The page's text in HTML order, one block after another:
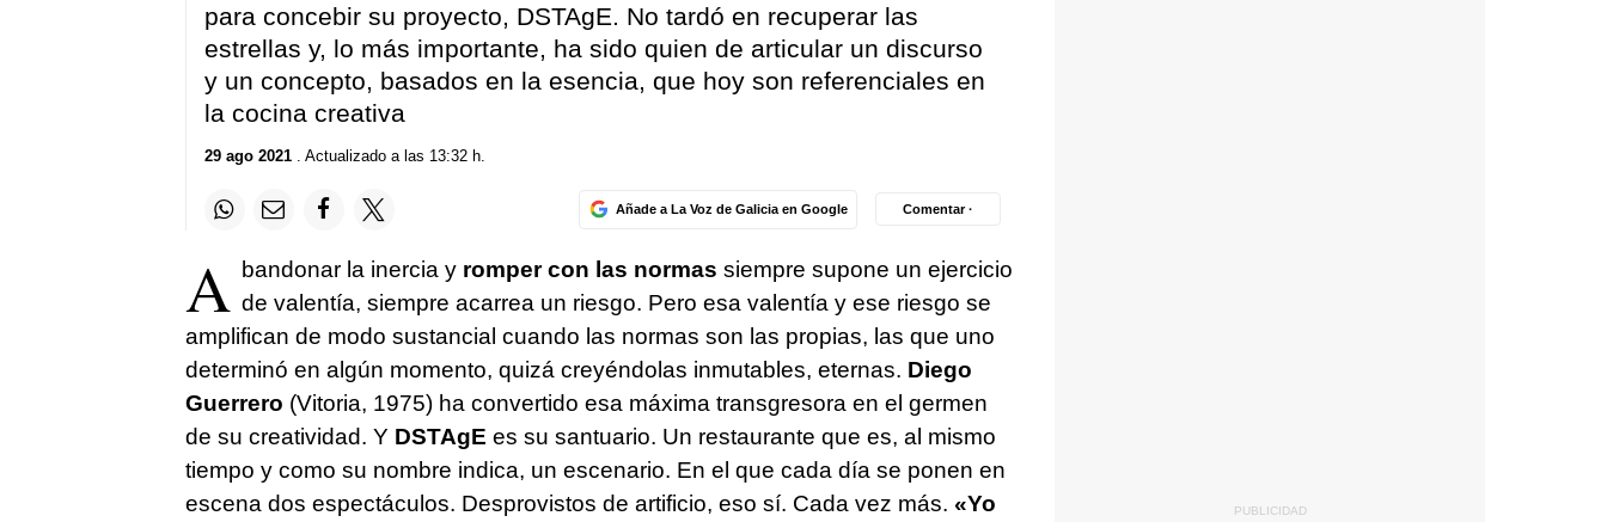
para concebir su proyecto, DSTAgE. No tardó en recuperar las
estrellas y, lo más importante, ha sido quien de articular un discurso
y un concepto, basados en la esencia, que hoy son referenciales en
la cocina creativa
29 ago 2021. Actualizado a las 13:32 h.
Añade a La Voz de Galicia en Google Comentar ·
A bandonar la inercia y romper con las normas siempre supone un ejercicio
de valentía, siempre acarrea un riesgo. Pero esa valentía y ese riesgo se
amplifican de modo sustancial cuando las normas son las propias, las que uno
determinó en algún momento, quizá creyéndolas inmutables, eternas. Diego
Guerrero (Vitoria, 1975) ha convertido esa máxima transgresora en el germen
de su creatividad. Y DSTAgE es su santuario. Un restaurante que es, al mismo
tiempo y como su nombre indica, un escenario. En el que cada día se ponen en
escena dos espectáculos. Desprovistos de artificio, eso sí. Cada vez más. «Yo